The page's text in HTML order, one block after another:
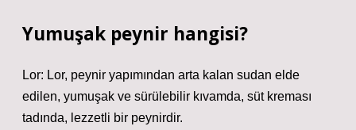
Yumuşak peynir hangisi?
Lor: Lor, peynir yapımından arta kalan sudan elde
edilen, yumuşak ve sürülebilir kıvamda, süt kreması
tadında, lezzetli bir peynirdir.